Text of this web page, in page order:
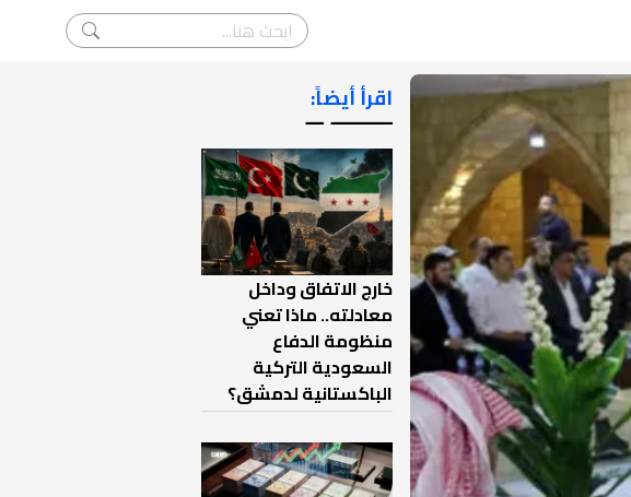
اقرأ أيضاً:
ـــــــ ــ
خارج الاتفاق وداخل
معادلته.. ماذا تعني
منظومة الدفاع
السعودية التركية
الباكستانية لدمشق؟